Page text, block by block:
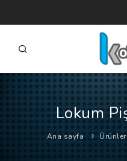
FIRMALAR
ÜRÜNLER
Lokum
Ana sayfa Ürünler